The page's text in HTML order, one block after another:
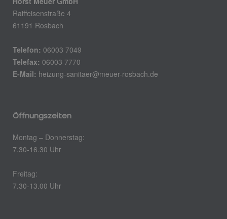
Raiffeisenstraße 4
61191 Rosbach
Telefon: 06003 7049
Telefax: 06003 7770
E-Mail: heizung-sanitaer@meuer-rosbach.de
Öffnungszeiten
Montag – Donnerstag:
7.30-16.30 Uhr
Freitag:
7.30-13.00 Uhr